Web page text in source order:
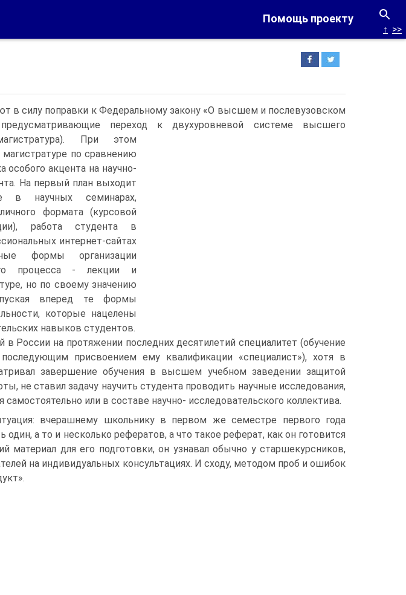
Помощь проекту
↑ >>
в силу поправки к Федеральному закону «О высшем и послевузовском
предусматривающие переход к двухуровневой системе высшего
При этом
по сравнению
особого акцента на научно-
На первый план выходит
в научных семинарах,
формата (курсовой
работа студента в
интернет-сайтах
формы организации
процесса - лекции и
но по своему значению
вперед те формы
которые нацелены
навыков студентов.
в России на протяжении последних десятилетий специалитет (обучение
присвоением ему квалификации «специалист»), хотя в
завершение обучения в высшем учебном заведении защитой
не ставил задачу научить студента проводить научные исследования,
самостоятельно или в составе научно- исследовательского коллектива.
вчерашнему школьнику в первом же семестре первого года
один, а то и несколько рефератов, а что такое реферат, как он готовится
материал для его подготовки, он узнавал обычно у старшекурсников,
на индивидуальных консультациях. И сходу, методом проб и ошибок